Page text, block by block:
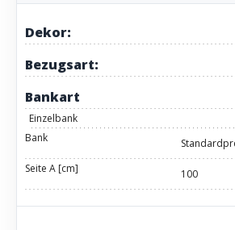
Dekor:
Bezugsart:
Bankart
Einzelbank
Bank
Seite A [cm]
100